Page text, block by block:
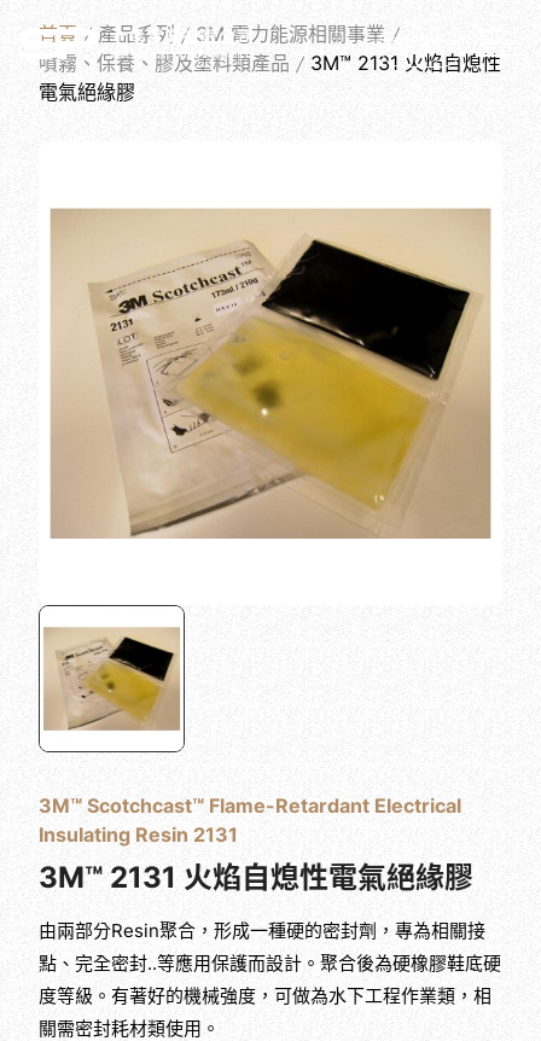
繁體中文
PRODUCTS
首頁 產品系列
3M 電力能源相關事業
噴霧、保養、膠及塗料類產品
3M™ 2131 火焰自熄性
電氣絕緣膠
3M™ Scotchcast™ Flame-Retardant Electrical
Insulating Resin 2131
3M™ 2131 火焰自熄性電氣絕緣膠
由兩部分Resin聚合，形成一種硬的密封劑，專為相關接
點、完全密封..等應用保護而設計。聚合後為硬橡膠鞋底硬
度等級。有著好的機械強度，可做為水下工程作業類，相
關需密封耗材類使用。